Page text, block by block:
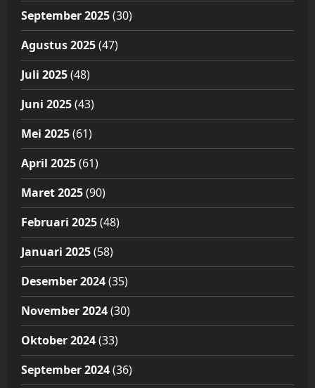
September 2025(30)
Agustus 2025(47)
Juli 2025(48)
Juni 2025(43)
Mei 2025(61)
April 2025(61)
Maret 2025(90)
Februari 2025(48)
Januari 2025(58)
Desember 2024(35)
November 2024(30)
Oktober 2024(33)
September 2024(36)